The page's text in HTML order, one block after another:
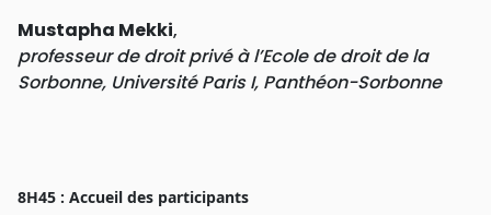
Mustapha Mekki,
professeurdedroitprivé àl’Ecolededroitdela
Sorbonne, UniversitéParisI, Panthéon-Sorbonne
8H45 : Accueil des participants